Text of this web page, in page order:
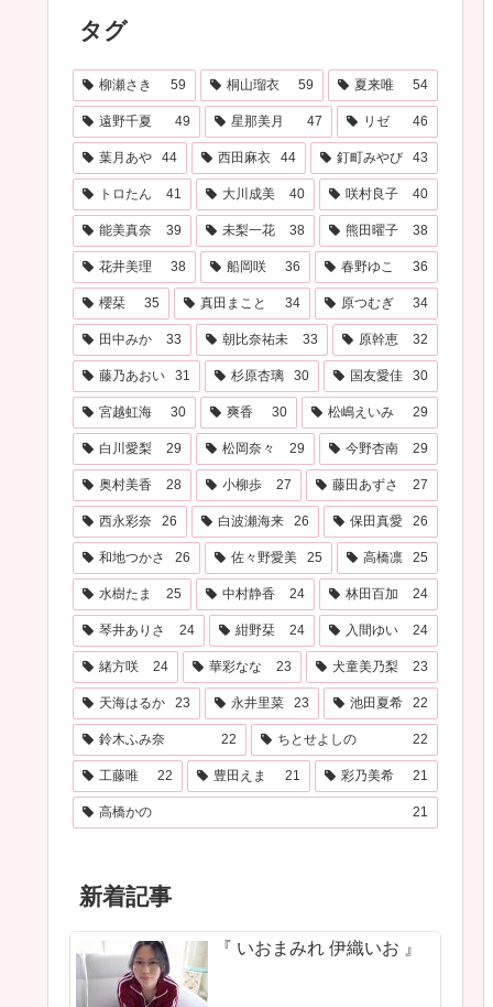
タグ
柳瀬さき 59 桐山瑠衣 59 夏来唯 54
遠野千夏 49 星那美月 47 リゼ 46
葉月あや 44 西田麻衣 44 釘町みやび 43
トロたん 41 大川成美 40 咲村良子 40
能美真奈 39 未梨一花 38 熊田曜子 38
花井美理 38 船岡咲 36 春野ゆこ 36
櫻栞 35 真田まこと 34 原つむぎ 34
田中みか 33 朝比奈祐未 33 原幹恵 32
藤乃あおい 31 杉原杏璃 30 国友愛佳 30
宮越虹海 30 爽香 30 松嶋えいみ 29
白川愛梨 29 松岡奈々 29 今野杏南 29
奥村美香 28 小柳歩 27 藤田あずさ 27
西永彩奈 26 白波瀬海来 26 保田真愛 26
和地つかさ 26 佐々野愛美 25 高橋凛 25
水樹たま 25 中村静香 24 林田百加 24
琴井ありさ 24 紺野栞 24 入間ゆい 24
緒方咲 24 華彩なな 23 犬童美乃梨 23
天海はるか 23 永井里菜 23 池田夏希 22
鈴木ふみ奈 22 ちとせよしの 22
工藤唯 22 豊田えま 21 彩乃美希 21
高橋かの 21
新着記事
『 いおまみれ 伊織いお 』